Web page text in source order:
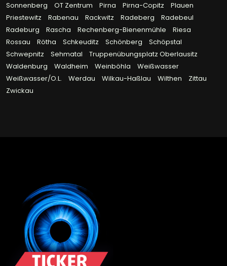
Sonnenberg
OT Zentrum Pirna Pirna-Copitz
Plauen
Priestewitz
Rabenau Rackwitz Radeberg
Radebeul
Radeburg
Rascha Rechenberg-Bienenmühle
Riesa
Rossau
Rötha Schkeuditz Schönberg
Schöpstal
Schwepnitz
Sehmatal
Truppenübungsplatz Oberlausitz
Waldenburg
Waldheim Weinböhla
Weißwasser
Weißwasser/O.L.
Werdau Wilkau-Haßlau Wilthen
Zittau
Zwickau